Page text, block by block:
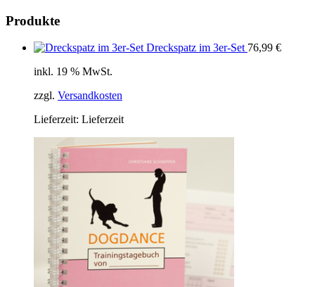
Produkte
Dreckspatz im 3er-Set 76,99 €
inkl. 19 % MwSt.
zzgl. Versandkosten
Lieferzeit: Lieferzeit